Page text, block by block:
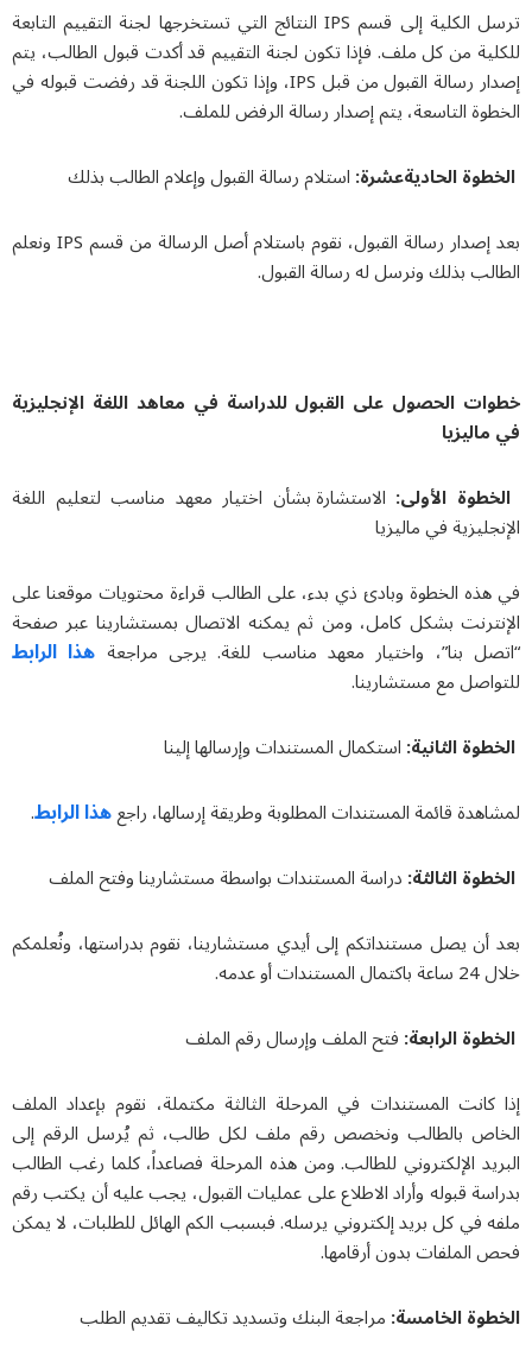
ترسل الكلية إلى قسم IPS النتائج التي تستخرجها لجنة التقييم التابعة
للكلية من كل ملف. فإذا تكون لجنة التقييم قد أكدت قبول الطالب، يتم
إصدار رسالة القبول من قبل IPS، وإذا تكون اللجنة قد رفضت قبوله في
الخطوة التاسعة، يتم إصدار رسالة الرفض للملف.
الخطوة الحاديةعشرة:استلام رسالة القبول وإعلام الطالب بذلك
بعد إصدار رسالة القبول، نقوم باستلام أصل الرسالة من قسم IPS ونعلم
الطالب بذلك ونرسل له رسالة القبول.
خطوات الحصول على القبول للدراسة في معاهد اللغة الإنجليزية
في ماليزيا
الخطوة الأولى: الاستشارة بشأن اختيار معهد مناسب لتعليم اللغة
الإنجليزية في ماليزيا
في هذه الخطوة وبادئ ذي بدء، على الطالب قراءة محتويات موقعنا على
الإنترنت بشكل كامل، ومن ثم يمكنه الاتصال بمستشارينا عبر صفحة
“اتصل بنا”، واختيار معهد مناسب للغة. يرجى مراجعة هذا الرابط
للتواصل مع مستشارينا.
الخطوة الثانية:استكمال المستندات وإرسالها إلينا
لمشاهدة قائمة المستندات المطلوبة وطريقة إرسالها، راجعهذا الرابط.
الخطوة الثالثة:دراسة المستندات بواسطة مستشارينا وفتح الملف
بعد أن يصل مستنداتكم إلى أيدي مستشارينا، نقوم بدراستها، ونُعلمكم
خلال 24 ساعة باكتمال المستندات أو عدمه.
الخطوة الرابعة:فتح الملف وإرسال رقم الملف
إذا كانت المستندات في المرحلة الثالثة مكتملة، نقوم بإعداد الملف
الخاص بالطالب ونخصص رقم ملف لكل طالب، ثم يُرسل الرقم إلى
البريد الإلكتروني للطالب. ومن هذه المرحلة فصاعداً، كلما رغب الطالب
بدراسة قبوله وأراد الاطلاع على عمليات القبول، يجب عليه أن يكتب رقم
ملفه في كل بريد إلكتروني يرسله. فبسبب الكم الهائل للطلبات، لا يمكن
فحص الملفات بدون أرقامها.
الخطوة الخامسة:مراجعة البنك وتسديد تكاليف تقديم الطلب